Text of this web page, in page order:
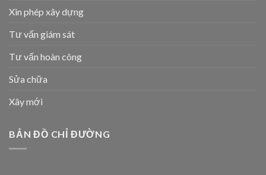
Xin phép xây dựng
Tư vấn giám sát
Tư vấn hoàn công
Sửa chữa
Xây mới
BẢN ĐỒ CHỈ ĐƯỜNG